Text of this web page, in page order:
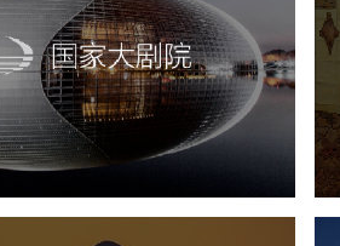
智慧展馆 展馆网站建设